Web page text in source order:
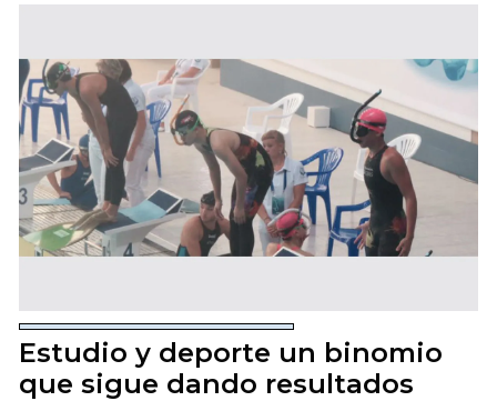
Estudio y deporte un binomio
que sigue dando resultados